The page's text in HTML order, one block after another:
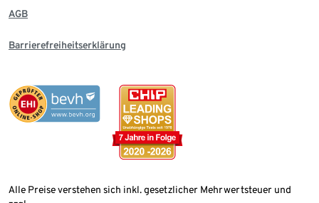
AGB
Barrierefreiheitserklärung
Alle Preise verstehen sich inkl. gesetzlicher Mehrwertsteuer und